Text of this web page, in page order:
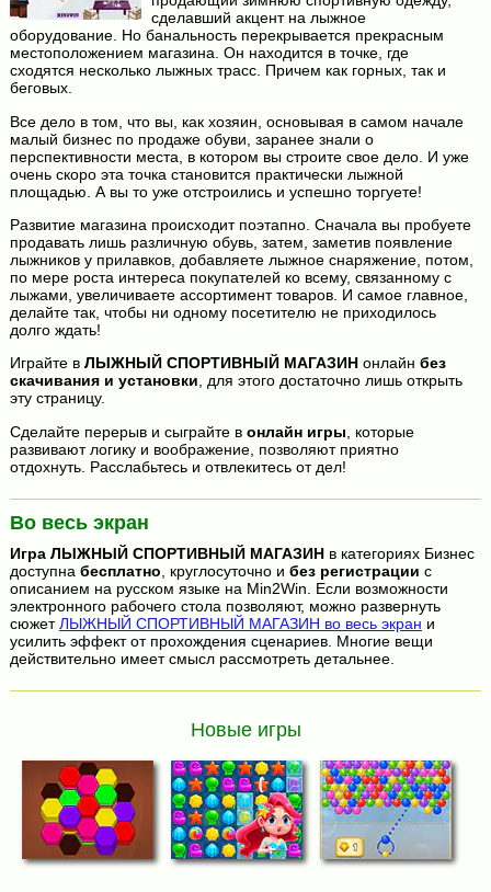
сделавший акцент на лыжное
оборудование. Но банальность перекрывается прекрасным
местоположением магазина. Он находится в точке, где
сходятся несколько лыжных трасс. Причем как горных, так и
беговых.
Все дело в том, что вы, как хозяин, основывая в самом начале
малый бизнес по продаже обуви, заранее знали о
перспективности места, в котором вы строите свое дело. И уже
очень скоро эта точка становится практически лыжной
площадью. А вы то уже отстроились и успешно торгуете!
Развитие магазина происходит поэтапно. Сначала вы пробуете
продавать лишь различную обувь, затем, заметив появление
лыжников у прилавков, добавляете лыжное снаряжение, потом,
по мере роста интереса покупателей ко всему, связанному с
лыжами, увеличиваете ассортимент товаров. И самое главное,
делайте так, чтобы ни одному посетителю не приходилось
долго ждать!
Играйте в ЛЫЖНЫЙ СПОРТИВНЫЙ МАГАЗИНонлайн без
скачивания и установки, для этого достаточно лишь открыть
эту страницу.
Сделайте перерыв и сыграйте в онлайн игры , которые
развивают логику и воображение, позволяют приятно
отдохнуть. Расслабьтесь и отвлекитесь от дел!
Во весь экран
Игра ЛЫЖНЫЙ СПОРТИВНЫЙ МАГАЗИНв категориях Бизнес
доступна бесплатно , круглосуточно и без регистрации с
описанием на русском языке на Min2Win. Если возможности
электронного рабочего стола позволяют, можно развернуть
сюжетЛЫЖНЫЙ СПОРТИВНЫЙ МАГАЗИН во весь экран и
усилить эффект от прохождения сценариев. Многие вещи
действительно имеет смысл рассмотреть детальнее.
Новые игры